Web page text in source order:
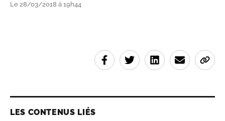
Le 28/03/2018 à 19h44
LES CONTENUS LIÉS